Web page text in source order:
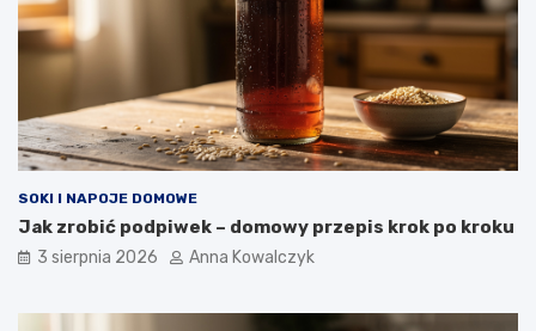
SOKI I NAPOJE DOMOWE
Jak zrobić podpiwek – domowy przepis krok po kroku
3 sierpnia 2026 Anna Kowalczyk